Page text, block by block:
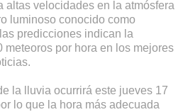
altas velocidades en la atmósfera
luminoso conocido como
predicciones indican la
meteoros por hora en los mejores
la lluvia ocurrirá este jueves 17
lo que la hora más adecuada